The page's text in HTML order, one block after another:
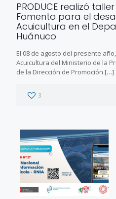
PRODUCE realizó
Fomento para el
Acuicultura en el
Huánuco
El 08 de agosto del presente
Acuicultura del Ministerio de la
de la Dirección de Promoción […]
3